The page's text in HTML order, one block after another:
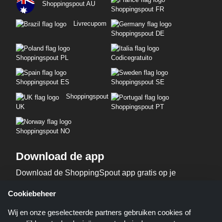
Shoppingspout AU
Shoppingspout FR
Livrecupom
Shoppingspout DE
Shoppingspout PL Codicegratuito
Shoppingspout ES
Shoppingspout SE
Shoppingspout
UK
Shoppingspout PT
Shoppingspout NO
Download de app
Download de ShoppingSpout app gratis op je
Cookiebeheer
Wij en onze geselecteerde partners gebruiken cookies of